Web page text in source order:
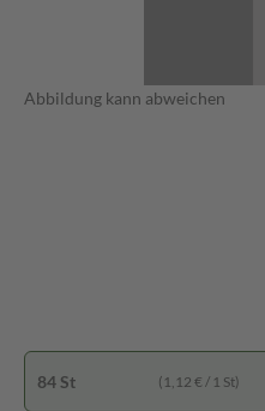
Abbildung kann abweichen
84 St (1,12 € / 1 St)